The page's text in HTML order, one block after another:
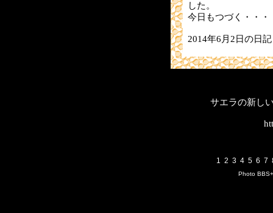
した。
今日もつづく・・・
2014年6月2日の日記
サエラの新し
1 2 3 4 5 6 7
Photo BBS+